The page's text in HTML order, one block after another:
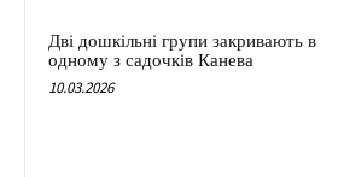
Дві дошкільні групи закривають в
одному з садочків Канева
10.03.2026